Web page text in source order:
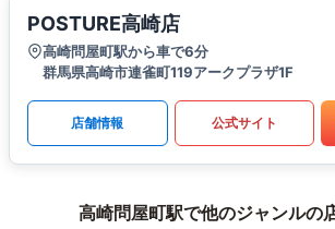
POSTURE高崎店
高崎問屋町駅から車で6分
群馬県高崎市連雀町119アークプラザ1F
店舗情報 公式サイト
高崎問屋町駅で他のジャンルの